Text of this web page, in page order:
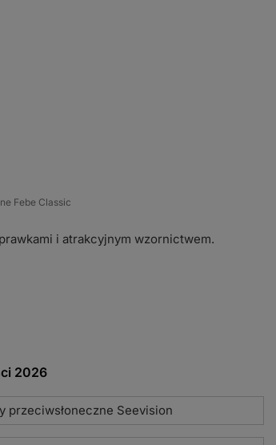
Febe Classic
i atrakcyjnym wzornictwem.
2026
przeciwsłoneczne Seevision